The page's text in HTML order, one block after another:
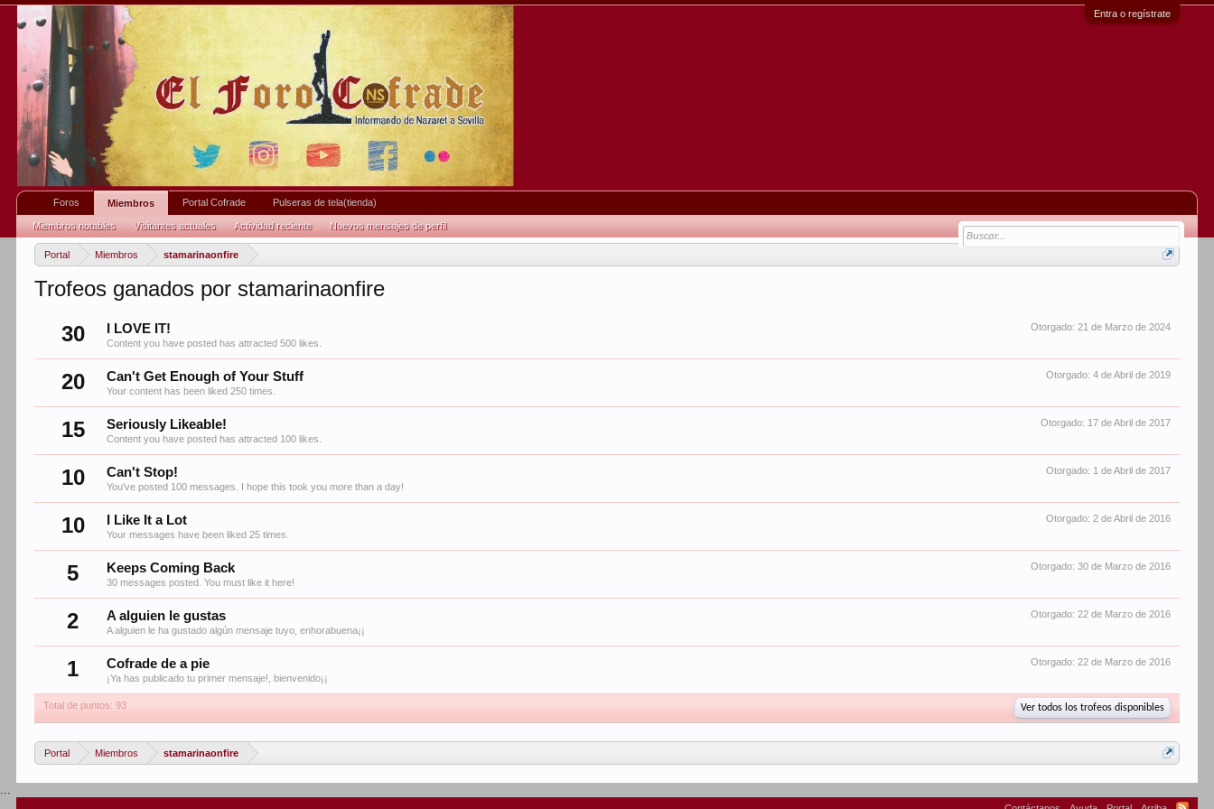
Entra o regístrate
Portal Miembros stamarinaonfire
Trofeos ganados por stamarinaonfire
30
Otorgado: 21 de Marzo de 2024
I LOVE IT!
Content you have posted has attracted 500 likes.
20 Otorgado: 4 de Abril de 2019
Can't Get Enough of Your Stuff
Your content has been liked 250 times.
15 Otorgado: 17 de Abril de 2017
Seriously Likeable!
Content you have posted has attracted 100 likes.
10 Otorgado: 1 de Abril de 2017
Can't Stop!
You've posted 100 messages. I hope this took you more than a day!
10 Otorgado: 2 de Abril de 2016
I Like It a Lot
Your messages have been liked 25 times.
5 Otorgado: 30 de Marzo de 2016
Keeps Coming Back
30 messages posted. You must like it here!
2 Otorgado: 22 de Marzo de 2016
A alguien le gustas
A alguien le ha gustado algún mensaje tuyo, enhorabuena¡¡
1 Otorgado: 22 de Marzo de 2016
Cofrade de a pie
¡Ya has publicado tu primer mensaje!, bienvenido¡¡
Total de puntos: 93 Ver todos los trofeos disponibles
Portal Miembros stamarinaonfire
Foros Miembros
Miembros notables Visitantes actuales Actividad reciente Nuevos mensajes de perfil
Portal Cofrade Pulseras de tela(tienda)
...